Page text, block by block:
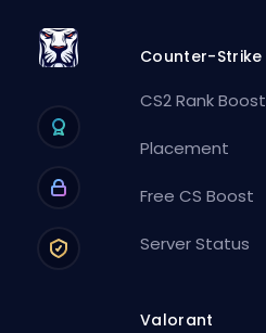
Counter-Strike
CS2 Rank Boost
Placement
Free CS Boost
Server Status
Valorant